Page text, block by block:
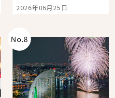
夏日救星
2026年06月25日
No.8